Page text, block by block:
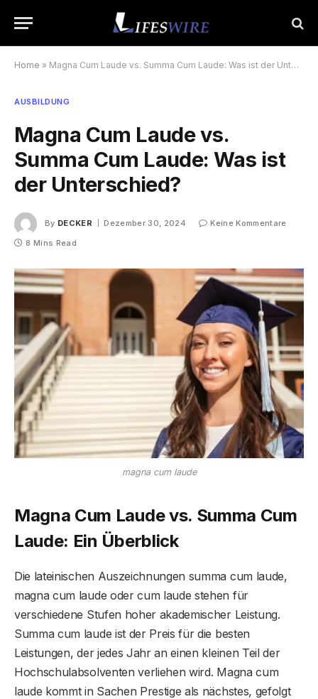
Home » Magna Cum Laude vs. Summa Cum Laude: Was ist der Unterschied?
AUSBILDUNG
Magna Cum Laude vs.
Summa Cum Laude: Was ist
der Unterschied?
By DECKER Dezember 30, 2024
Keine Kommentare
8 Mins Read
magna cum laude
Magna Cum Laude vs. Summa Cum
Laude: Ein Überblick
Die lateinischen Auszeichnungen summa cum laude,
magna cum laude oder cum laude stehen für
verschiedene Stufen hoher akademischer Leistung.
Summa cum laude ist der Preis für die besten
Leistungen, der jedes Jahr an einen kleinen Teil der
Hochschulabsolventen verliehen wird. Magna cum
laude kommt in Sachen Prestige als nächstes, gefolgt